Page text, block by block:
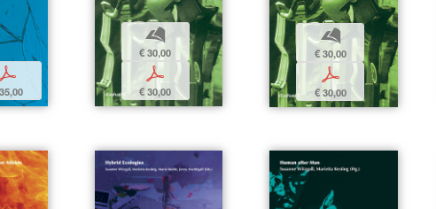
p
b
€ 30,00
p
€ 30,00
b
€ 30,00
p
€ 30,00